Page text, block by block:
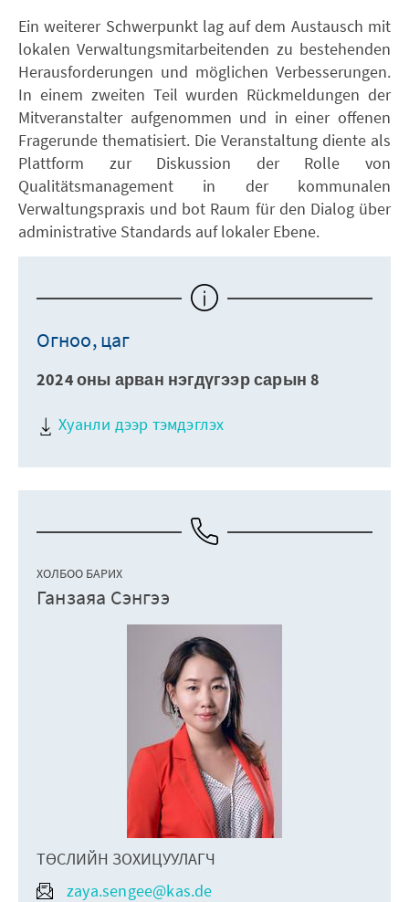
Ein weiterer Schwerpunkt lag auf dem Austausch mit
lokalen Verwaltungsmitarbeitenden zu bestehenden
Herausforderungen und möglichen Verbesserungen.
In einem zweiten Teil wurden Rückmeldungen der
Mitveranstalter aufgenommen und in einer offenen
Fragerunde thematisiert. Die Veranstaltung diente als
Plattform zur Diskussion der Rolle von
Qualitätsmanagement in der kommunalen
Verwaltungspraxis und bot Raum für den Dialog über
administrative Standards auf lokaler Ebene.
Огноо, цаг
2024 оны арван нэгдүгээр сарын 8
Хуанли дээр тэмдэглэх
ХОЛБОО БАРИХ
Ганзаяа Сэнгээ
ТӨСЛИЙН ЗОХИЦУУЛАГЧ
zaya.sengee@kas.de